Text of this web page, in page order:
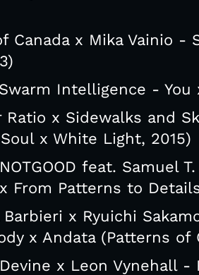
Canada x Mika Vainio -
Intelligence -
Ratio x Sidewalks and
x White Light, 2015)
feat. Samuel
From Patterns to
Barbieri x Ryuichi
x Andata (Patterns of
x Leon Vynehall -